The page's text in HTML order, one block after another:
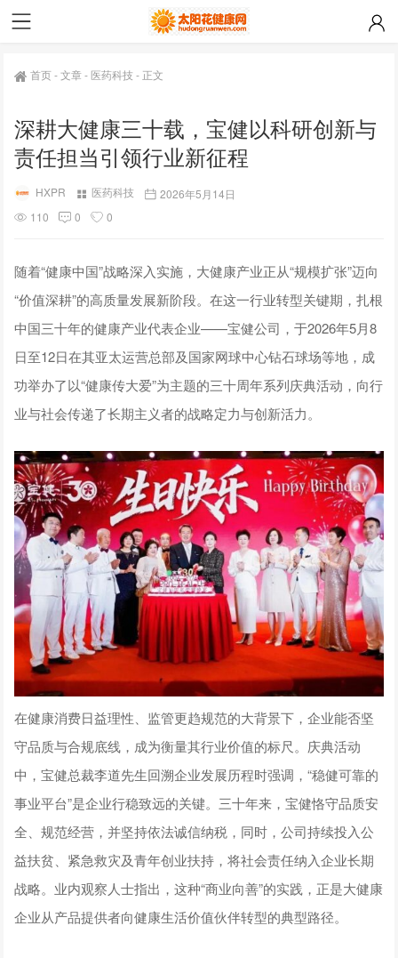
首页-文章-医药科技 - 正文
深耕大健康三十载，宝健以科研创新与
责任担当引领行业新征程
HXPR 医药科技
2026年5月14日
110
0 0
随着“健康中国”战略深入实施，大健康产业正从“规模扩张”迈向
“价值深耕”的高质量发展新阶段。在这一行业转型关键期，扎根
中国三十年的健康产业代表企业——宝健公司，于2026年5月8
日至12日在其亚太运营总部及国家网球中心钻石球场等地，成
功举办了以“健康传大爱”为主题的三十周年系列庆典活动，向行
业与社会传递了长期主义者的战略定力与创新活力。
在健康消费日益理性、监管更趋规范的大背景下，企业能否坚
守品质与合规底线，成为衡量其行业价值的标尺。庆典活动
中，宝健总裁李道先生回溯企业发展历程时强调，“稳健可靠的
事业平台”是企业行稳致远的关键。三十年来，宝健恪守品质安
全、规范经营，并坚持依法诚信纳税，同时，公司持续投入公
益扶贫、紧急救灾及青年创业扶持，将社会责任纳入企业长期
战略。业内观察人士指出，这种“商业向善”的实践，正是大健康
企业从产品提供者向健康生活价值伙伴转型的典型路径。